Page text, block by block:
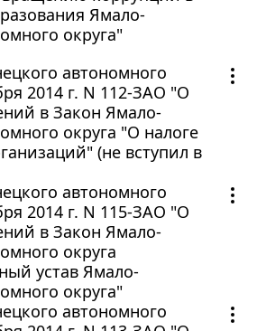
Ямало-
округа"
автономного
2014 г. N 112-ЗАО "О
в Закон Ямало-
округа "О налоге
(не вступил в
автономного
2014 г. N 115-ЗАО "О
в Закон Ямало-
округа
устав Ямало-
округа"
автономного